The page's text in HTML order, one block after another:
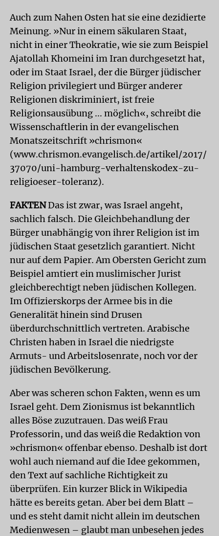
Auch zum Nahen Osten hat sie eine dezidierte
Meinung. »Nur in einem säkularen Staat,
nicht in einer Theokratie, wie sie zum Beispiel
Ajatollah Khomeini im Iran durchgesetzt hat,
oder im Staat Israel, der die Bürger jüdischer
Religion privilegiert und Bürger anderer
Religionen diskriminiert, ist freie
Religionsausübung ... möglich«, schreibt die
Wissenschaftlerin in der evangelischen
Monatszeitschrift »chrismon«
(www.chrismon.evangelisch.de/artikel/2017/
37070/uni-hamburg-verhaltenskodex-zu-
religioeser-toleranz).
FAKTENDas ist zwar, was Israel angeht,
sachlich falsch. Die Gleichbehandlung der
Bürger unabhängig von ihrer Religion ist im
jüdischen Staat gesetzlich garantiert. Nicht
nur auf dem Papier. Am Obersten Gericht zum
Beispiel amtiert ein muslimischer Jurist
gleichberechtigt neben jüdischen Kollegen.
Im Offizierskorps der Armee bis in die
Generalität hinein sind Drusen
überdurchschnittlich vertreten. Arabische
Christen haben in Israel die niedrigste
Armuts- und Arbeitslosenrate, noch vor der
jüdischen Bevölkerung.
Aber was scheren schon Fakten, wenn es um
Israel geht. Dem Zionismus ist bekanntlich
alles Böse zuzutrauen. Das weiß Frau
Professorin, und das weiß die Redaktion von
»chrismon« offenbar ebenso. Deshalb ist dort
wohl auch niemand auf die Idee gekommen,
den Text auf sachliche Richtigkeit zu
überprüfen. Ein kurzer Blick in Wikipedia
hätte es bereits getan. Aber bei dem Blatt –
und es steht damit nicht allein im deutschen
Medienwesen – glaubt man unbesehen jedes